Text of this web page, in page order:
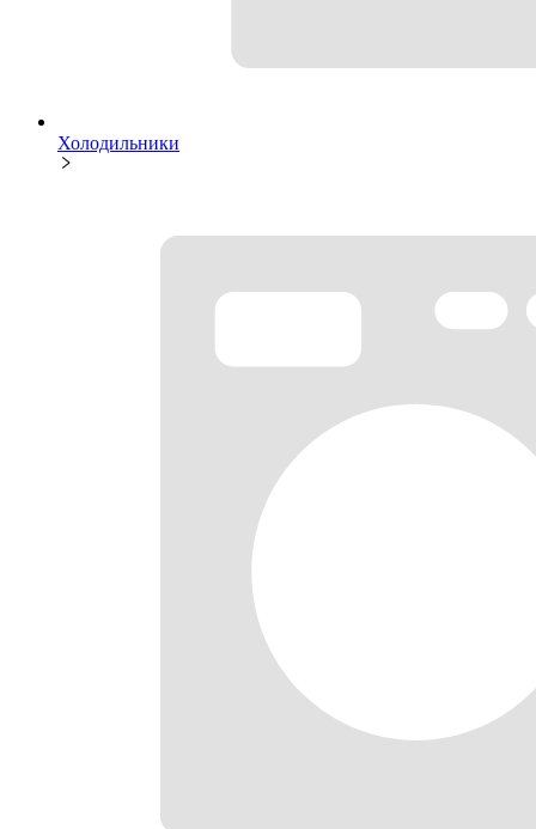
Холодильники